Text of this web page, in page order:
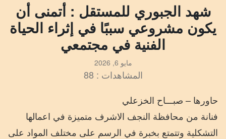
شهد الجبوري للمستقل : أتمنى أن
يكون مشروعي سببًا في إثراء الحياة
الفنية في مجتمعي
مايو 6, 2026
المشاهدات : 88
حاورها – صبـــاح الخزعلي
فنانة من محافظة النجف الاشرف متميزة في اعمالها
التشكلية وتتمتع بخبرة في الرسم على مختلف المواد على